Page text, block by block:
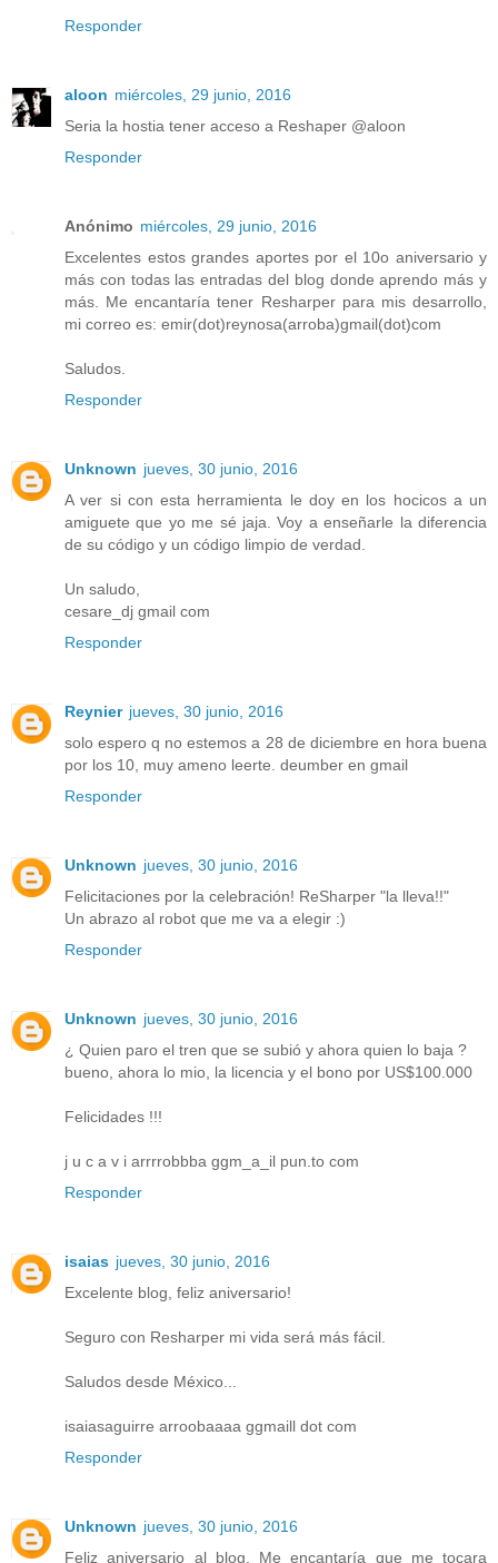
Responder
aloon miércoles, 29 junio, 2016
Seria la hostia tener acceso a Reshaper @aloon
Responder
Anónimo miércoles, 29 junio, 2016
Excelentes estos grandes aportes por el 10o aniversario y
más con todas las entradas del blog donde aprendo más y
más. Me encantaría tener Resharper para mis desarrollo,
mi correo es: emir(dot)reynosa(arroba)gmail(dot)com
Saludos.
Responder
Unknown jueves, 30 junio, 2016
A ver si con esta herramienta le doy en los hocicos a un
amiguete que yo me sé jaja. Voy a enseñarle la diferencia
de su código y un código limpio de verdad.
Un saludo,
cesare_dj gmail com
Responder
Reynier jueves, 30 junio, 2016
solo espero q no estemos a 28 de diciembre en hora buena
por los 10, muy ameno leerte. deumber en gmail
Responder
Unknown jueves, 30 junio, 2016
Felicitaciones por la celebración! ReSharper "la lleva!!"
Un abrazo al robot que me va a elegir :)
Responder
Unknown jueves, 30 junio, 2016
¿ Quien paro el tren que se subió y ahora quien lo baja ?
bueno, ahora lo mio, la licencia y el bono por US$100.000
Felicidades !!!
j u c a v i arrrrobbba ggm_a_il pun.to com
Responder
isaias jueves, 30 junio, 2016
Excelente blog, feliz aniversario!
Seguro con Resharper mi vida será más fácil.
Saludos desde México...
isaiasaguirre arroobaaaa ggmaill dot com
Responder
Unknown jueves, 30 junio, 2016
Feliz aniversario al blog. Me encantaría que me tocara